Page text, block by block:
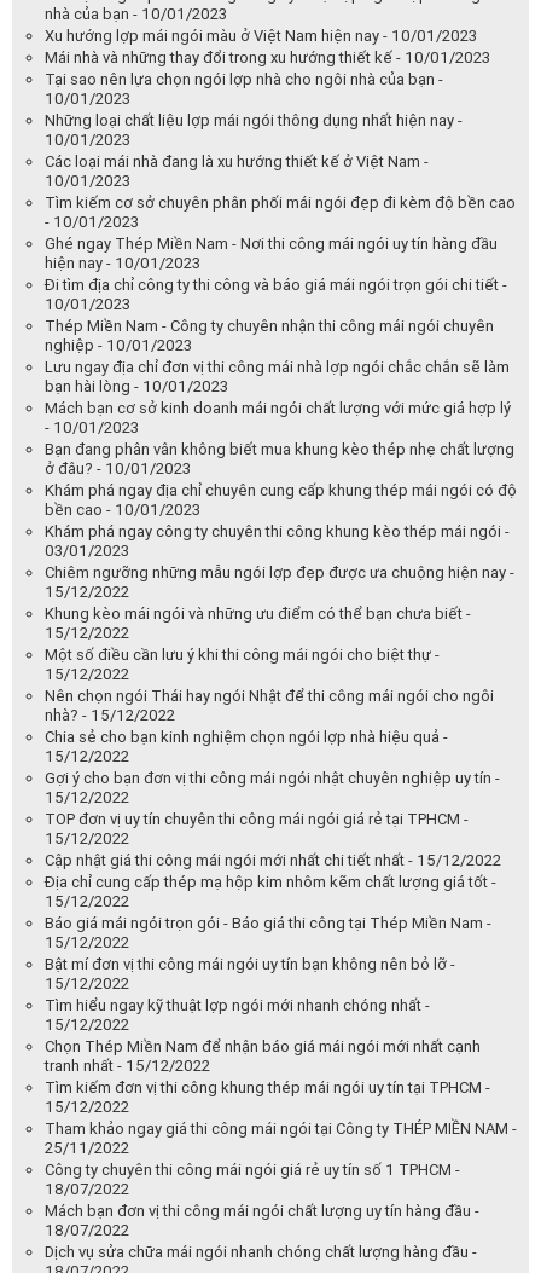
nhà của bạn - 10/01/2023
Xu hướng lợp mái ngói màu ở Việt Nam hiện nay - 10/01/2023
Mái nhà và những thay đổi trong xu hướng thiết kế - 10/01/2023
Tại sao nên lựa chọn ngói lợp nhà cho ngôi nhà của bạn -
10/01/2023
Những loại chất liệu lợp mái ngói thông dụng nhất hiện nay -
10/01/2023
Các loại mái nhà đang là xu hướng thiết kế ở Việt Nam -
10/01/2023
Tìm kiếm cơ sở chuyên phân phối mái ngói đẹp đi kèm độ bền cao
- 10/01/2023
Ghé ngay Thép Miền Nam - Nơi thi công mái ngói uy tín hàng đầu
hiện nay - 10/01/2023
Đi tìm địa chỉ công ty thi công và báo giá mái ngói trọn gói chi tiết -
10/01/2023
Thép Miền Nam - Công ty chuyên nhận thi công mái ngói chuyên
nghiệp - 10/01/2023
Lưu ngay địa chỉ đơn vị thi công mái nhà lợp ngói chắc chắn sẽ làm
bạn hài lòng - 10/01/2023
Mách bạn cơ sở kinh doanh mái ngói chất lượng với mức giá hợp lý
- 10/01/2023
Bạn đang phân vân không biết mua khung kèo thép nhẹ chất lượng
ở đâu? - 10/01/2023
Khám phá ngay địa chỉ chuyên cung cấp khung thép mái ngói có độ
bền cao - 10/01/2023
Khám phá ngay công ty chuyên thi công khung kèo thép mái ngói -
03/01/2023
Chiêm ngưỡng những mẫu ngói lợp đẹp được ưa chuộng hiện nay -
15/12/2022
Khung kèo mái ngói và những ưu điểm có thể bạn chưa biết -
15/12/2022
Một số điều cần lưu ý khi thi công mái ngói cho biệt thự -
15/12/2022
Nên chọn ngói Thái hay ngói Nhật để thi công mái ngói cho ngôi
nhà? - 15/12/2022
Chia sẻ cho bạn kinh nghiệm chọn ngói lợp nhà hiệu quả -
15/12/2022
Gợi ý cho bạn đơn vị thi công mái ngói nhật chuyên nghiệp uy tín -
15/12/2022
TOP đơn vị uy tín chuyên thi công mái ngói giá rẻ tại TPHCM -
15/12/2022
Cập nhật giá thi công mái ngói mới nhất chi tiết nhất - 15/12/2022
Địa chỉ cung cấp thép mạ hộp kim nhôm kẽm chất lượng giá tốt -
15/12/2022
Báo giá mái ngói trọn gói - Báo giá thi công tại Thép Miền Nam -
15/12/2022
Bật mí đơn vị thi công mái ngói uy tín bạn không nên bỏ lỡ -
15/12/2022
Tìm hiểu ngay kỹ thuật lợp ngói mới nhanh chóng nhất -
15/12/2022
Chọn Thép Miền Nam để nhận báo giá mái ngói mới nhất cạnh
tranh nhất - 15/12/2022
Tìm kiếm đơn vị thi công khung thép mái ngói uy tín tại TPHCM -
15/12/2022
Tham khảo ngay giá thi công mái ngói tại Công ty THÉP MIỀN NAM -
25/11/2022
Công ty chuyên thi công mái ngói giá rẻ uy tín số 1 TPHCM -
18/07/2022
Mách bạn đơn vị thi công mái ngói chất lượng uy tín hàng đầu -
18/07/2022
Dịch vụ sửa chữa mái ngói nhanh chóng chất lượng hàng đầu -